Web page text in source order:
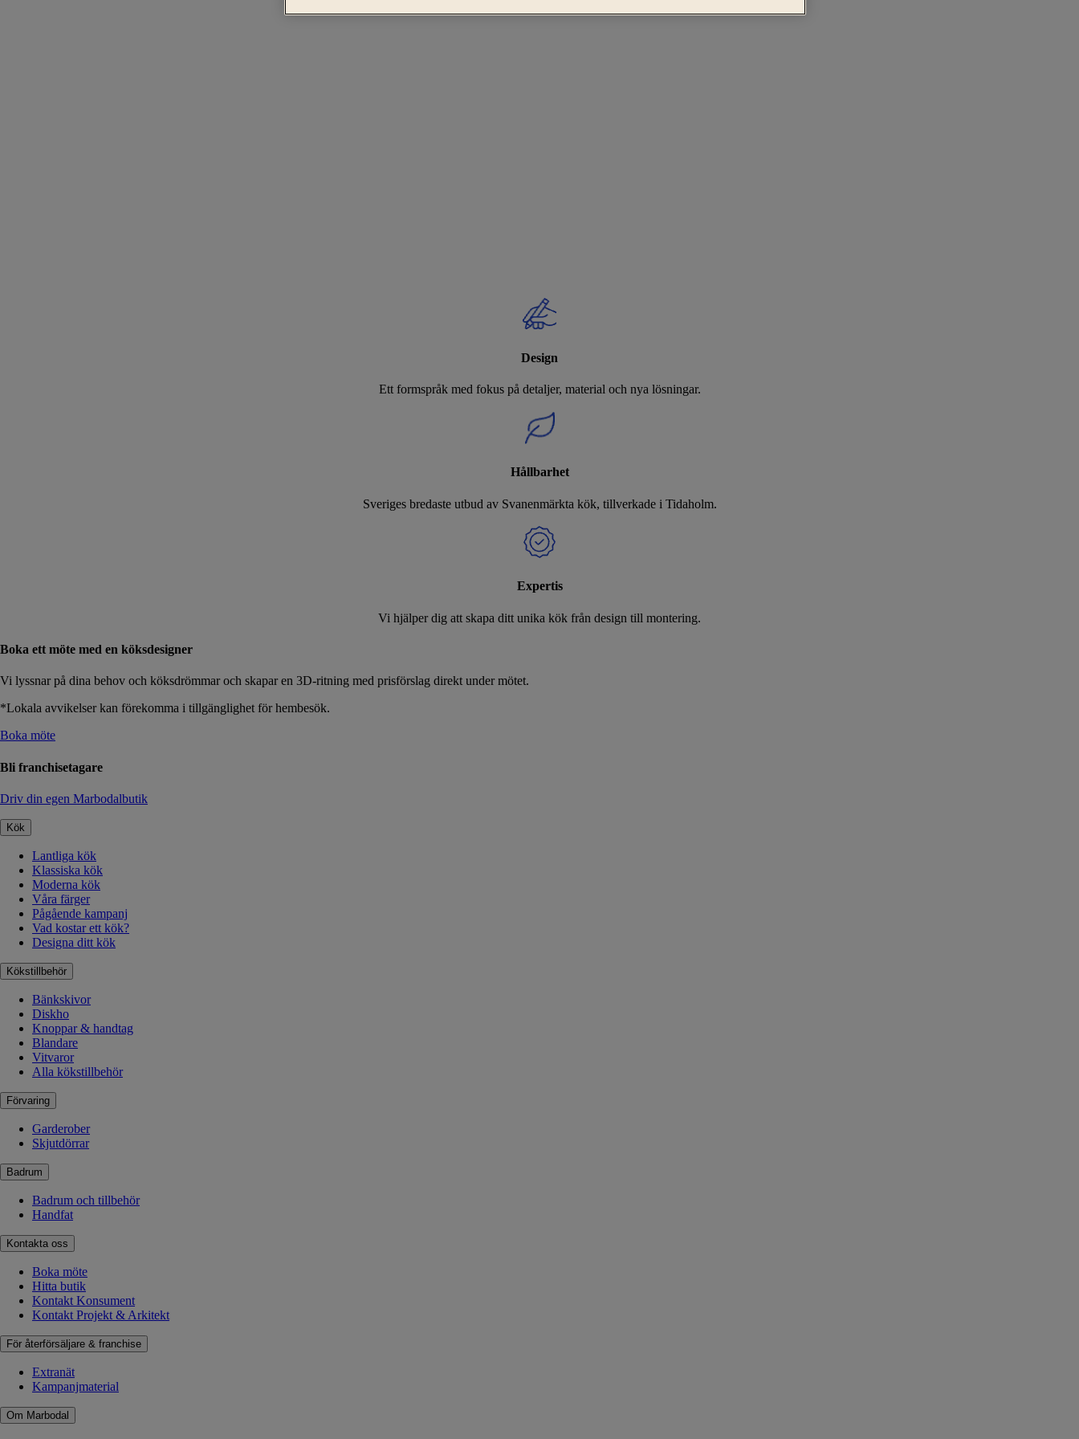
Design
Ett formspråk med fokus på detaljer, material och nya lösningar.
Hållbarhet
Sveriges bredaste utbud av Svanenmärkta kök, tillverkade i Tidaholm.
Expertis
Vi hjälper dig att skapa ditt unika kök från design till montering.
Boka ett möte med en köksdesigner
Vi lyssnar på dina behov och köksdrömmar och skapar en 3D-ritning med prisförslag direkt under mötet.
*Lokala avvikelser kan förekomma i tillgänglighet för hembesök.
Boka möte
Bli franchisetagare
Driv din egen Marbodalbutik
Kök
Lantliga kök
Klassiska kök
Moderna kök
Våra färger
Pågående kampanj
Vad kostar ett kök?
Designa ditt kök
Kökstillbehör
Bänkskivor
Diskho
Knoppar & handtag
Blandare
Vitvaror
Alla kökstillbehör
Förvaring
Garderober
Skjutdörrar
Badrum
Badrum och tillbehör
Handfat
Kontakta oss
Boka möte
Hitta butik
Kontakt Konsument
Kontakt Projekt & Arkitekt
För återförsäljare & franchise
Extranät
Kampanjmaterial
Om Marbodal